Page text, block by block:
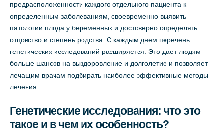
предрасположенности каждого отдельного пациента к
определенным заболеваниям, своевременно выявить
патологии плода у беременных и достоверно определять
отцовство и степень родства. С каждым днем перечень
генетических исследований расширяется. Это дает людям
больше шансов на выздоровление и долголетие и позволяет
лечащим врачам подбирать наиболее эффективные методы
лечения.
Генетические исследования: что это
такое и в чем их особенность?